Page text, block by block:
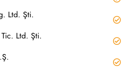
Ltd. Şti.
Ltd. Şti.